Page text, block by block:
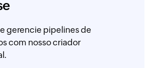
gerencie pipelines de
com nosso criador